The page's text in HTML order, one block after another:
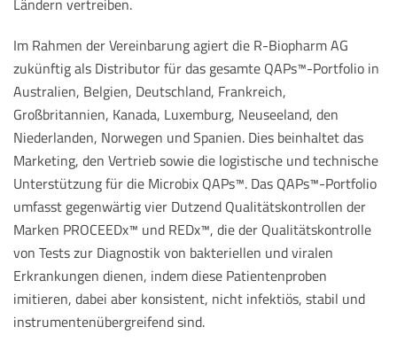
Im Rahmen der Vereinbarung agiert die R-Biopharm AG
zukünftig als Distributor für das gesamte QAPs™-Portfolio in
Australien, Belgien, Deutschland, Frankreich,
Großbritannien, Kanada, Luxemburg, Neuseeland, den
Niederlanden, Norwegen und Spanien. Dies beinhaltet das
Marketing, den Vertrieb sowie die logistische und technische
Unterstützung für die Microbix QAPs™. Das QAPs™-Portfolio
umfasst gegenwärtig vier Dutzend Qualitätskontrollen der
Marken PROCEEDx™ und REDx™, die der Qualitätskontrolle
von Tests zur Diagnostik von bakteriellen und viralen
Erkrankungen dienen, indem diese Patientenproben
imitieren, dabei aber konsistent, nicht infektiös, stabil und
instrumentenübergreifend sind.